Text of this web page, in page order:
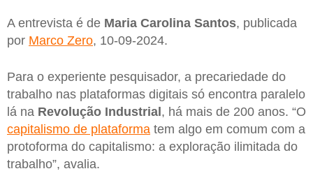
A entrevista é de Maria Carolina Santos, publicada
por Marco Zero, 10-09-2024.
Para o experiente pesquisador, a precariedade do
trabalho nas plataformas digitais só encontra paralelo
lá na Revolução Industrial, há mais de 200 anos. “O
capitalismo de plataforma tem algo em comum com a
protoforma do capitalismo: a exploração ilimitada do
trabalho”, avalia.